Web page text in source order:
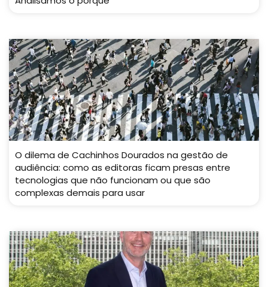
O dilema de Cachinhos Dourados na gestão de
audiência: como as editoras ficam presas entre
tecnologias que não funcionam ou que são
complexas demais para usar